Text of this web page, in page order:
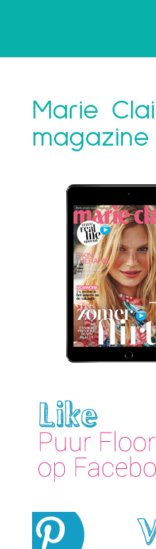
Marie
magazine